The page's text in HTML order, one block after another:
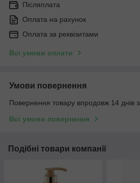
Післяплата
Оплата на рахунок
Оплата за реквізитами
Всі умови оплати
Умови повернення
Повернення товару впродовж 14 днів
Всі умови повернення
Подібні товари компанії